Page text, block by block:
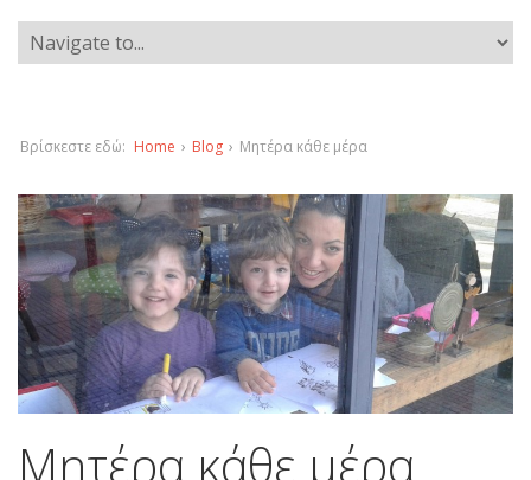
Βρίσκεστε εδώ: Home › Blog › Μητέρα κάθε μέρα
Μητέρα κάθε μέρα